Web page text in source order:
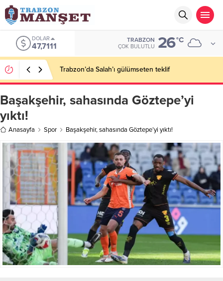
DOLAR
47,7111
TRABZON
ÇOK BULUTLU 26°C
Trabzon’da Salah’ı gülümseten teklif
Başakşehir, sahasında Göztepe’yi
yıktı!
Anasayfa Spor Başakşehir, sahasında Göztepe’yi yıktı!